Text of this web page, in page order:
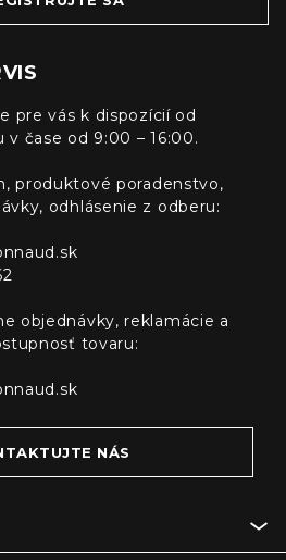
pre vás k dispozícií od
čase od 9:00 – 16:00.
produktové poradenstvo,
odhlásenie z odberu:
objednávky, reklamácie a
tovaru:
NÁS